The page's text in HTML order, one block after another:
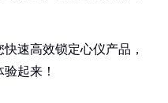
速高效锁定心仪产品，
起来！